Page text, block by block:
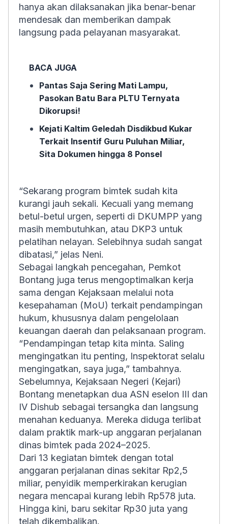
hanya akan dilaksanakan jika benar-benar
mendesak dan memberikan dampak
langsung pada pelayanan masyarakat.
BACA JUGA
Pantas Saja Sering Mati Lampu,
Pasokan Batu Bara PLTU Ternyata
Dikorupsi!
Kejati Kaltim Geledah Disdikbud Kukar
Terkait Insentif Guru Puluhan Miliar,
Sita Dokumen hingga 8 Ponsel
“Sekarang program bimtek sudah kita
kurangi jauh sekali. Kecuali yang memang
betul-betul urgen, seperti di DKUMPP yang
masih membutuhkan, atau DKP3 untuk
pelatihan nelayan. Selebihnya sudah sangat
dibatasi,” jelas Neni.
Sebagai langkah pencegahan, Pemkot
Bontang juga terus mengoptimalkan kerja
sama dengan Kejaksaan melalui nota
kesepahaman (MoU) terkait pendampingan
hukum, khususnya dalam pengelolaan
keuangan daerah dan pelaksanaan program.
“Pendampingan tetap kita minta. Saling
mengingatkan itu penting, Inspektorat selalu
mengingatkan, saya juga,” tambahnya.
Sebelumnya, Kejaksaan Negeri (Kejari)
Bontang menetapkan dua ASN eselon III dan
IV Dishub sebagai tersangka dan langsung
menahan keduanya. Mereka diduga terlibat
dalam praktik mark-up anggaran perjalanan
dinas bimtek pada 2024–2025.
Dari 13 kegiatan bimtek dengan total
anggaran perjalanan dinas sekitar Rp2,5
miliar, penyidik memperkirakan kerugian
negara mencapai kurang lebih Rp578 juta.
Hingga kini, baru sekitar Rp30 juta yang
telah dikembalikan.